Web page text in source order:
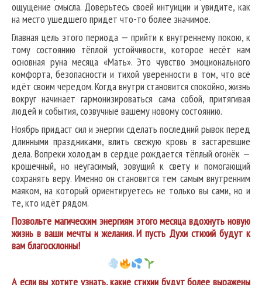
ощущение смысла. Доверьтесь своей интуиции и увидите, как
на место ушедшего придет что-то более значимое.
Главная цель этого периода — прийти к внутреннему покою, к
тому состоянию тёплой устойчивости, которое несёт нам
основная руна месяца «Мать». Это чувство эмоционального
комфорта, безопасности и тихой уверенности в том, что всё
идёт своим чередом. Когда внутри становится спокойно, жизнь
вокруг начинает гармонизироваться сама собой, притягивая
людей и события, созвучные вашему новому состоянию.
Ноябрь придаст сил и энергии сделать последний рывок перед
длинными праздниками, влить свежую кровь в застаревшие
дела. Вопреки холодам в сердце рождается тёплый огонёк —
крошечный, но неугасимый, зовущий к свету и помогающий
сохранять веру. Именно он становится тем самым внутренним
маяком, на который ориентируетесь не только вы сами, но и
те, кто идёт рядом.
Позвольте магическим энергиям этого месяца вдохнуть новую
жизнь в ваши мечты и желания. И пусть Духи стихий будут к
вам благосклонны!
А если вы хотите узнать, какие стихии будут более выражены